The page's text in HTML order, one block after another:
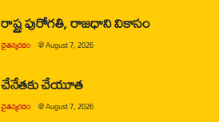
రాష్ట్ర పురోగతి, రాజధాని వికాసం
చైతన్యరధం @August 7, 2026
చేనేతకు చేయూత
చైతన్యరధం @August 7, 2026